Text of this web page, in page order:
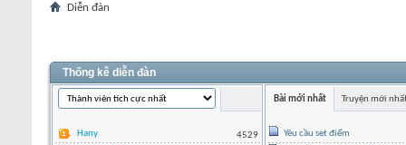
Diễn đàn
Thống kê diễn đàn
4529
Hany
Bài mới nhất Truyện mới
Yêu cầu set điểm